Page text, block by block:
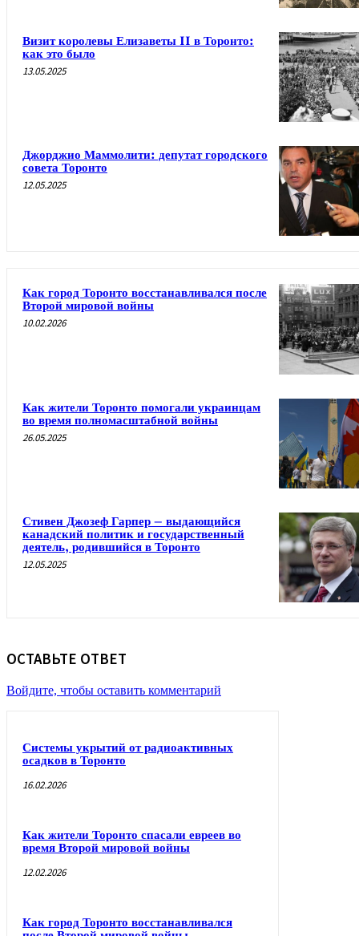
Визит королевы Елизаветы II в Торонто:
как это было
13.05.2025
Джорджио Маммолити: депутат городского
совета Торонто
12.05.2025
Как город Торонто восстанавливался после
Второй мировой войны
10.02.2026
Как жители Торонто помогали украинцам
во время полномасштабной войны
26.05.2025
Стивен Джозеф Гарпер – выдающийся
канадский политик и государственный
деятель, родившийся в Торонто
12.05.2025
ОСТАВЬТЕ ОТВЕТ
Войдите, чтобы оставить комментарий
Системы укрытий от радиоактивных
осадков в Торонто
16.02.2026
Как жители Торонто спасали евреев во
время Второй мировой войны
12.02.2026
Как город Торонто восстанавливался